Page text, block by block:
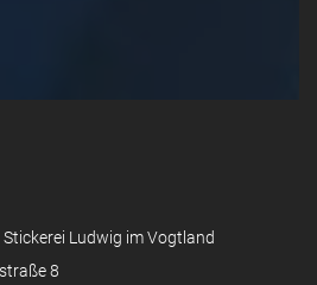
Ludwig im Vogtland
8